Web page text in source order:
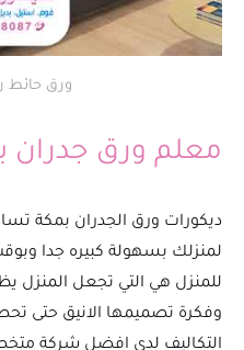
ورق حائط
معلم ورق جدران
ديكورات ورق الجدران بمكة
لمنزلك بسهولة كبيره جدا
للمنزل هي التي تجعل المنزل
وفكرة تصميمها الانيق حتى
التكاليف لدى افضل شركة